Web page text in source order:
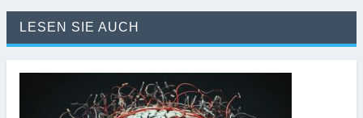
LESEN SIE AUCH